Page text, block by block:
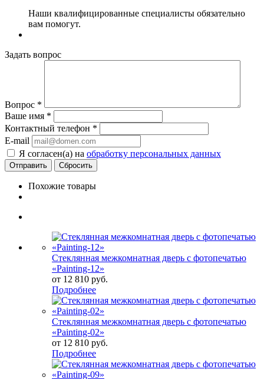
Наши квалифицированные специалисты обязательно
вам помогут.
Задать вопрос
Вопрос *
Ваше имя *
Контактный телефон *
E-mail
Я согласен(а) на обработку персональных данных
Сбросить
Похожие товары
Стеклянная межкомнатная дверь с фотопечатью
«Painting-12»
от 12 810 руб.
Подробнее
Стеклянная межкомнатная дверь с фотопечатью
«Painting-02»
от 12 810 руб.
Подробнее